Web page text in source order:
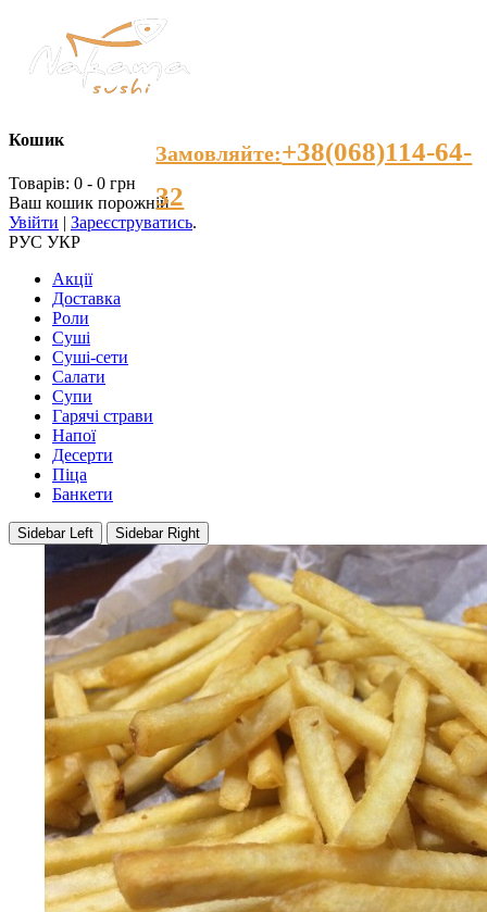
Замовляйте:+38(068)114-64-
32
Кошик
Товарів: 0 - 0 грн
Ваш кошик порожній
Увійти | Зареєструватись.
РУС УКР
Акції
Доставка
Роли
Суші
Суші-сети
Салати
Супи
Гарячі страви
Напої
Десерти
Пiца
Банкети
Sidebar Left Sidebar Right